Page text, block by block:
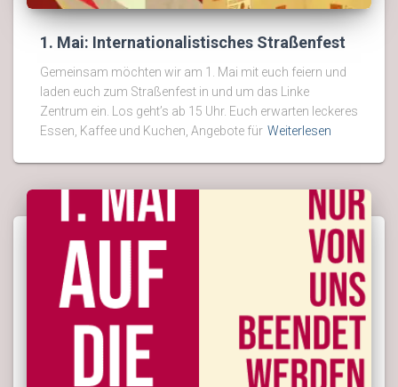
1. Mai: Internationalistisches Straßenfest
Gemeinsam möchten wir am 1. Mai mit euch feiern und
laden euch zum Straßenfest in und um das Linke
Zentrum ein. Los geht’s ab 15 Uhr. Euch erwarten leckeres
Essen, Kaffee und Kuchen, Angebote für Weiterlesen